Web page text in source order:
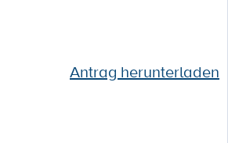
Antrag herunterladen